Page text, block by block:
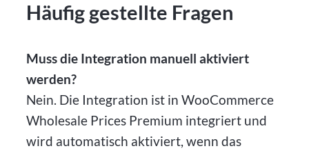
Häufig gestellte Fragen
Muss die Integration manuell aktiviert
werden?
Nein. Die Integration ist in WooCommerce
Wholesale Prices Premium integriert und
wird automatisch aktiviert, wenn das